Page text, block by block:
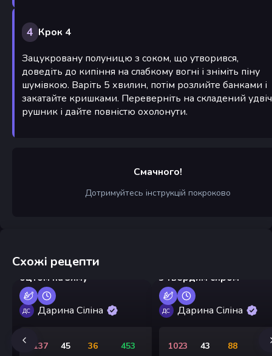
4 Крок 4
Зацукровану полуницю з соком, що утворився,
доведіть до кипіння на слабкому вогні і зніміть піну
шумівкою. Варіть 5 хвилин, потім розлийте банками і
закатайте кришками. Переверніть на складений
рушник і дайте повністю охолонути.
Смачного!
Дотримуйтесь інструкцій покроково
Схожі рецепти
Мариновані помідори з
оцтом на зиму
ДС Дарина Сіліна
2137 45 36 453
з твердим сиром
ДС Дарина Сіліна
1023 43 88 53